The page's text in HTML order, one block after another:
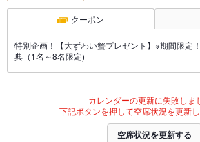
クーポン
特別企画！【大ずわい蟹プレゼント】※期間限定
典（1名～8名限定)
カレンダーの更新に失敗しま
下記ボタンを押して空席状況を更新し
空席状況を更新する